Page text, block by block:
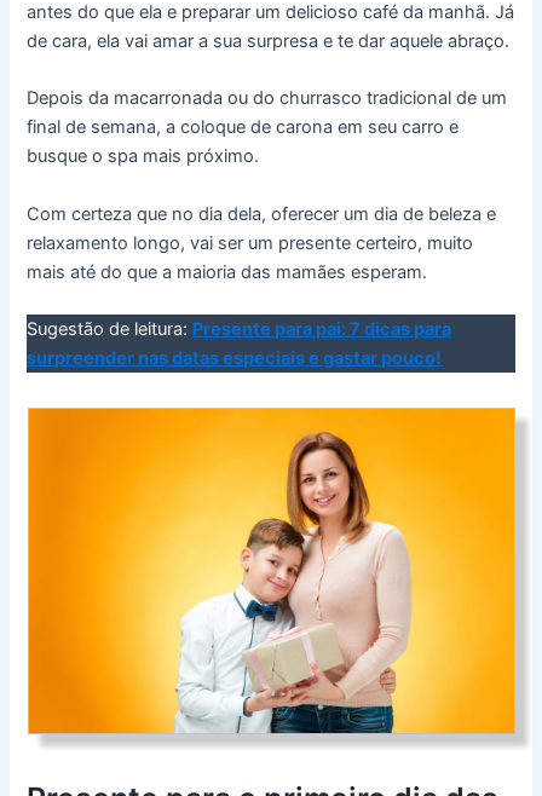
antes do que ela e preparar um delicioso café da manhã. Já
de cara, ela vai amar a sua surpresa e te dar aquele abraço.
Depois da macarronada ou do churrasco tradicional de um
final de semana, a coloque de carona em seu carro e
busque o spa mais próximo.
Com certeza que no dia dela, oferecer um dia de beleza e
relaxamento longo, vai ser um presente certeiro, muito
mais até do que a maioria das mamães esperam.
Sugestão de leitura: Presente para pai: 7 dicas para
surpreender nas datas especiais e gastar pouco!